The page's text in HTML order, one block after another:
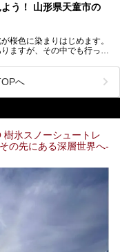
ます。
しめる、山形県内にあるオ
まとめてご紹介します。
う！ 山形県天童市の
桜色に染まりはじめます。
ますが、その中でも行って
の気分で登れば、そこでは
るのです！
年春に山形県天童市で行
や着物姿の武者に扮した人
でもこの人間将棋のシーン
甲冑のあまりの似合いっぷ
読者もいることでしょう。
日）に舞鶴山の頂上で行
民がプロ棋士と対局するこ
桜と人間将棋を見た後はゆ
しょうか。
へ
樹氷スノーシュートレ
の先にある深層世界へ-